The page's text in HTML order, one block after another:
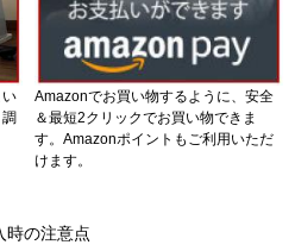
Amazonでお買い物するように、安全
＆最短2クリックでお買い物できま
す。Amazonポイントもご利用いただ
けます。
時の注意点